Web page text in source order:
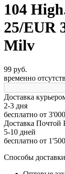
104
25/EUR
Milv
99 руб.
временно
Доставка
2-3 дня
бесплатно от
Доставка Почтой
5-10 дней
бесплатно от
Способы доставки